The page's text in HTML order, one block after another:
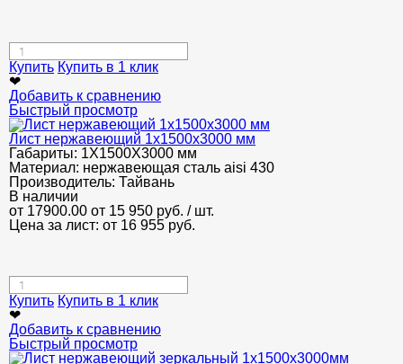
Купить Купить в 1 клик
❤
Добавить к сравнению
Быстрый просмотр
Лист нержавеющий 1х1500х3000 мм
Габариты: 1Х1500Х3000 мм
Материал: нержавеющая сталь aisi 430
Производитель: Тайвань
В наличии
от 17900.00 от 15 950 руб. / шт.
Цена за лист: от 16 955 руб.
Купить Купить в 1 клик
❤
Добавить к сравнению
Быстрый просмотр